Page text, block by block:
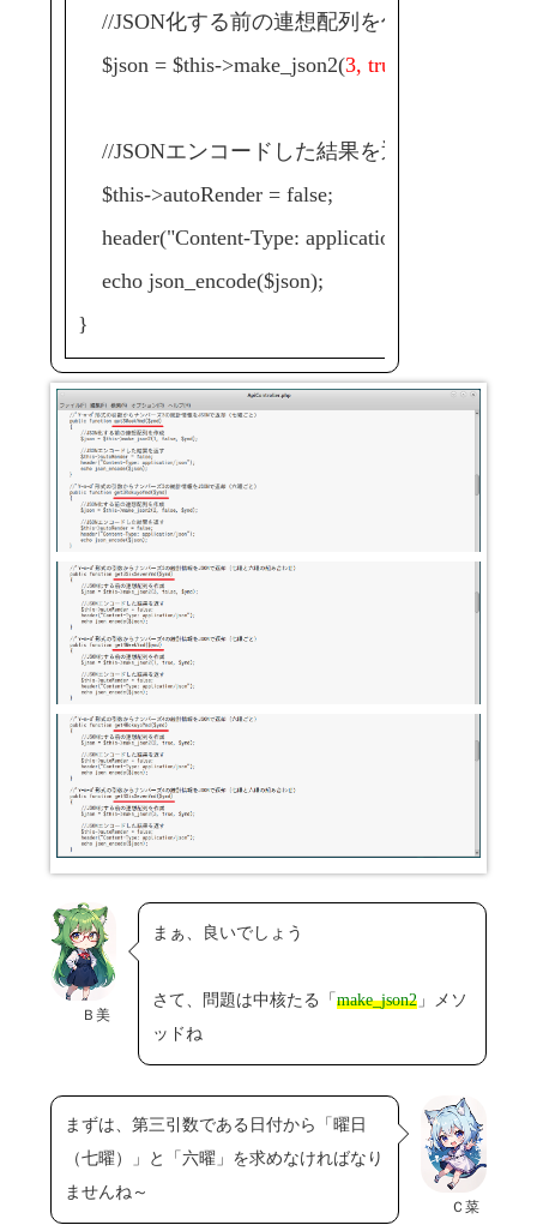
//JSON化する前の連想配列を作成
$json = $this->make_json2(3, true, $ymd
//JSONエンコードした結果を返す
$this->autoRender = false;
header("Content-Type: application/json");
echo json_encode($json);
}
Ｂ美
まぁ、良いでしょう
さて、問題は中核たる「make_json2」メソ
ッドね
Ｃ菜
まずは、第三引数である日付から「曜日
（七曜）」と「六曜」を求めなければなり
ませんね～